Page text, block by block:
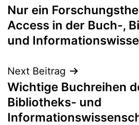
Navigation
Nur ein
Access in der Buch-,
und
Next Beitrag
Wichtige Buchreihen
Bibliotheks- und